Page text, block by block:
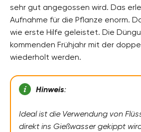
sehr gut angegossen wird. Das
Aufnahme für die Pflanze enorm.
wie erste Hilfe geleistet. Die
kommenden Frühjahr mit der
wiederholt werden.
Hinweis:
Ideal ist die Verwendung von
direkt ins Gießwasser gekippt